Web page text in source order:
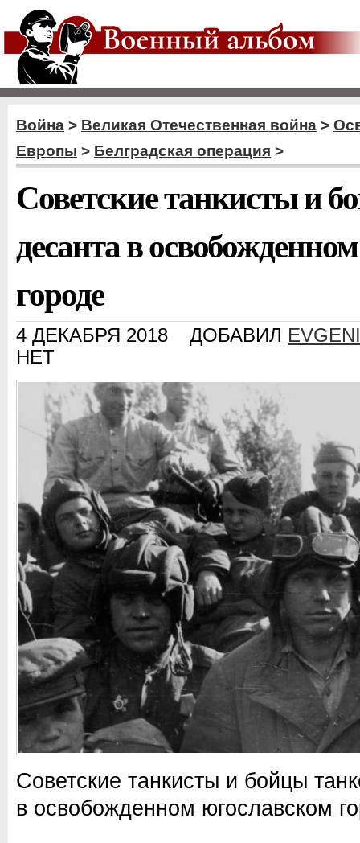
Война > Великая Отечественная война >
Европы > Белградская операция >
Советские танкисты и
десанта в
городе
4 ДЕКАБРЯ 2018 ДОБАВИЛ
НЕТ
Советские танкисты и бойцы
в освобожденном югославском